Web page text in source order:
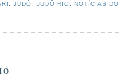
,JUDÔ , JUDÔ RIO, NOTÍCIAS DO